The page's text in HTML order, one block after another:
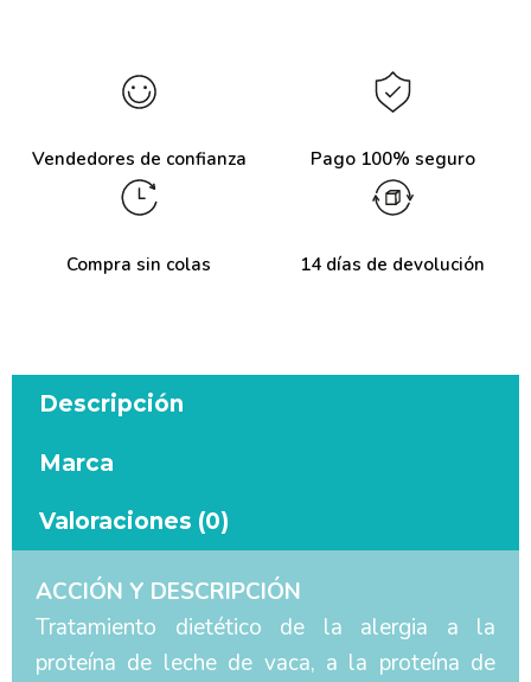
Vendedores de confianza Pago 100% seguro
Compra sin colas 14 días de devolución
Descripción
Marca
Valoraciones (0)
ACCIÓN Y DESCRIPCIÓN
Tratamiento dietético de la alergia a la
proteína de leche de vaca, a la proteína de